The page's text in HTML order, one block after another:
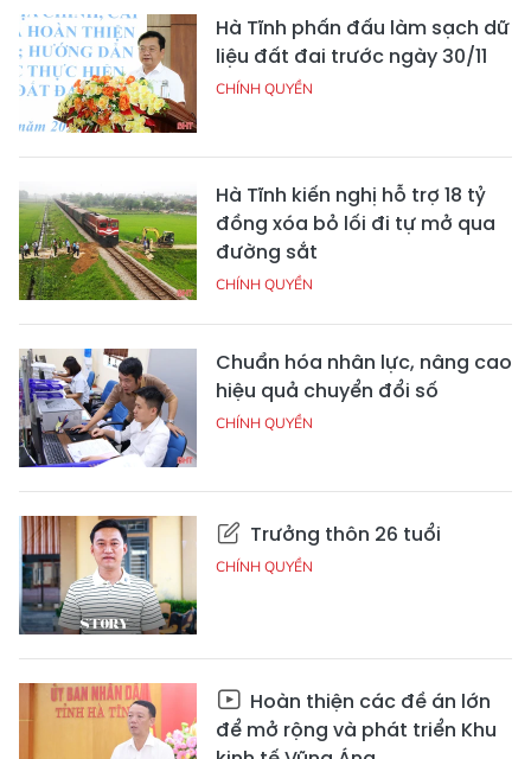
Hà Tĩnh phấn đấu làm sạch dữ
liệu đất đai trước ngày 30/11
CHÍNH QUYỀN
Hà Tĩnh kiến nghị hỗ trợ 18 tỷ
đồng xóa bỏ lối đi tự mở qua
đường sắt
CHÍNH QUYỀN
Chuẩn hóa nhân lực, nâng cao
hiệu quả chuyển đổi số
CHÍNH QUYỀN
Trưởng thôn 26 tuổi
CHÍNH QUYỀN
Hoàn thiện các đề án lớn
để mở rộng và phát triển Khu